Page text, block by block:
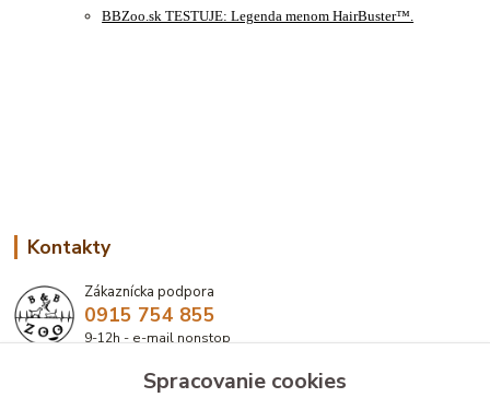
BBZoo.sk TESTUJE: Legenda menom HairBuster™.
Kontakty
Zákaznícka podpora
0915 754 855
9-12h - e-mail nonstop
eshop@bbzoo.skSpracovanie cookies